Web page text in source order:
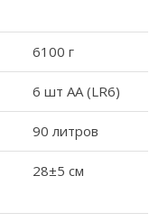
6100 г
6 шт АА (LR6)
90 литров
28±5 см